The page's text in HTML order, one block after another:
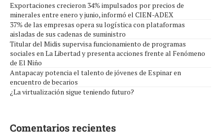
Exportaciones crecieron 34% impulsados por precios de
minerales entre enero y junio, informó el CIEN-ADEX
37% de las empresas opera su logística con plataformas
aisladas de sus cadenas de suministro
Titular del Midis supervisa funcionamiento de programas
sociales en La Libertad y presenta acciones frente al Fenómeno
de El Niño
Antapacay potencia el talento de jóvenes de Espinar en
encuentro de becarios
¿La virtualización sigue teniendo futuro?
Comentarios recientes